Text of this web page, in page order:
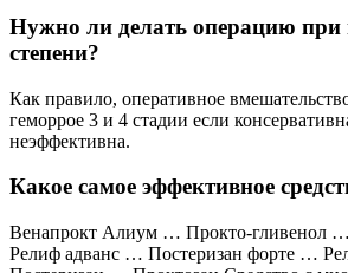
Нужно ли делать операцию при
степени?
Как правило, оперативное
геморрое 3 и 4 стадии если
неэффективна.
Какое самое эффективное
Венапрокт Алиум … Прокто-гливенол
Релиф адванс … Постеризан форте …